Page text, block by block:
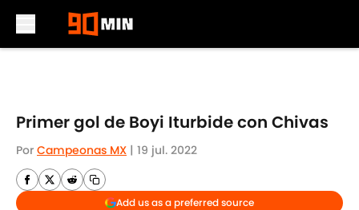
Primer gol de Boyi Iturbide con Chivas
Por Campeonas MX | 19 jul. 2022
Add us as a preferred source